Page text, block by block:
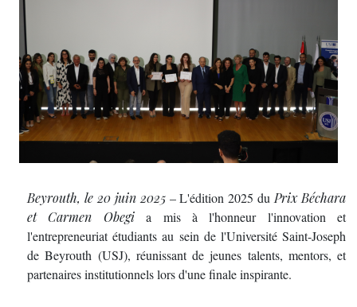
Beyrouth, le 20 juin 2025– L'édition 2025 du Prix Béchara
et Carmen Obegia mis à l'honneur l'innovation et
l'entrepreneuriat étudiants au sein de l'Université Saint-Joseph
de Beyrouth (USJ), réunissant de jeunes talents, mentors, et
partenaires institutionnels lors d'une finale inspirante.